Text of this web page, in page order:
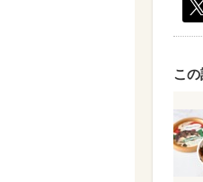
この